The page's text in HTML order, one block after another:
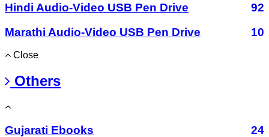
Hindi Audio-Video USB Pen Drive
92
Marathi Audio-Video USB Pen Drive
10
Close
Others
Gujarati Ebooks
24